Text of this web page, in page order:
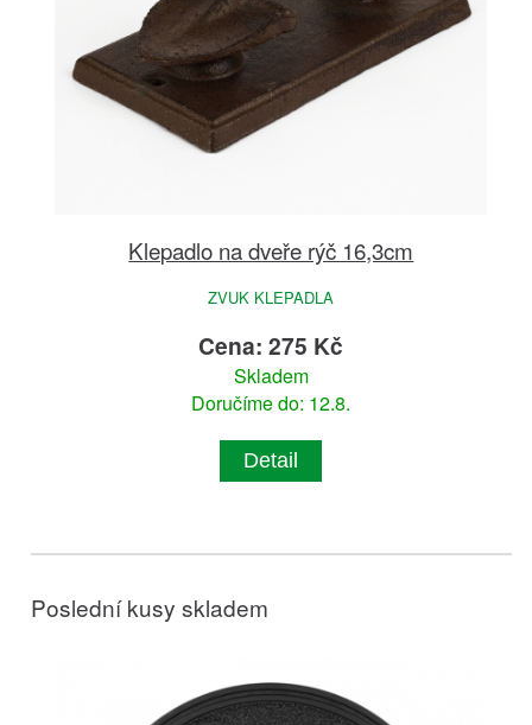
Klepadlo na dveře rýč 16,3cm
ZVUK KLEPADLA
Cena: 275 Kč
Skladem
Doručíme do: 12.8.
Detail
Poslední kusy skladem